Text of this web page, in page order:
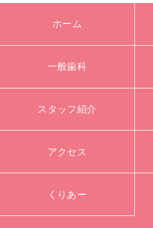
ホーム
一般歯科
スタッフ紹介
アクセス
くりあー